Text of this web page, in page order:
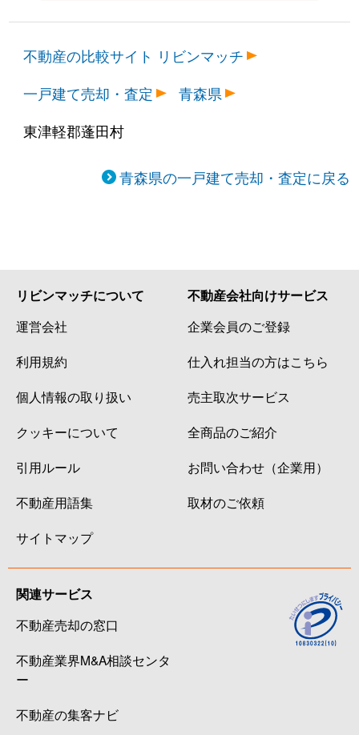
不動産の比較サイト リビンマッチ
一戸建て売却・査定
青森県
東津軽郡蓬田村
青森県の一戸建て売却・査定に戻る
リビンマッチについて
運営会社
利用規約
個人情報の取り扱い
クッキーについて
引用ルール
不動産用語集
サイトマップ
不動産会社向けサービス
企業会員のご登録
仕入れ担当の方はこちら
売主取次サービス
全商品のご紹介
お問い合わせ（企業用）
取材のご依頼
関連サービス
不動産売却の窓口
不動産業界M&A相談センタ
ー
不動産の集客ナビ